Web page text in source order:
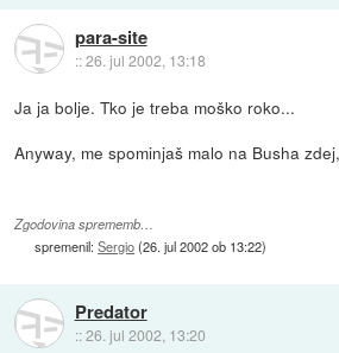
para-site
::26. jul 2002, 13:18
Ja ja bolje. Tko je treba moško roko...
Anyway, me spominjaš malo na Busha
Zgodovina sprememb…
spremenil:Sergio(26. jul 2002 ob 13:22)
Predator
::26. jul 2002, 13:20